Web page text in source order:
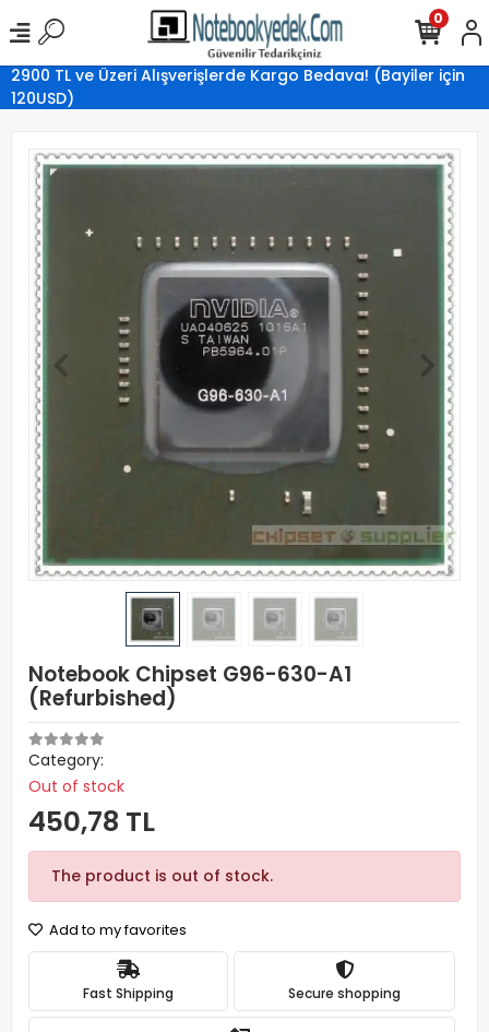
2900 TL ve Üzeri Alışverişlerde Kargo Bedava! (Bayiler için
120USD)
0
Notebook Chipset G96-630-A1
(Refurbished)
Category:
Out of stock
450,78 TL
The product is out of stock.
Add to my favorites
Fast Shipping Secure shopping